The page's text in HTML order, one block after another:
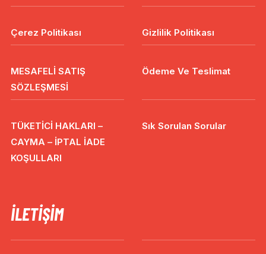
Çerez Politikası Gizlilik Politikası
MESAFELİ SATIŞ
SÖZLEŞMESİ
Ödeme Ve Teslimat
TÜKETİCİ HAKLARI –
CAYMA – İPTAL İADE
KOŞULLARI
Sık Sorulan Sorular
İLETIŞIM